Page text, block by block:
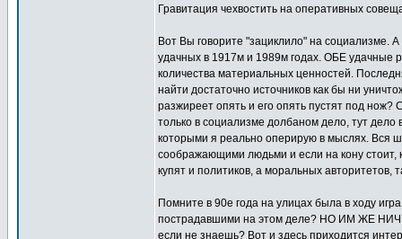
Гравитация чехвостить на оперативных
Вот Вы говорите "зациклило" на социализме.
удачных в 1917м и 1989м годах. ОБЕ удачные
количества материальных ценностей.
найти достаточно источников как бы ни
разжиреет опять и его опять пустят под
только в социализме долбаном дело, тут дело
которыми я реально оперирую в мыслях. Вся
соображающими людьми и если на кону стоит,
купят и политиков, а моральных авторитетов,
Помните в 90е года на улицах была в ходу
пострадавшими на этом деле? НО ИМ ЖЕ
если не знаешь? Вот и здесь приходится